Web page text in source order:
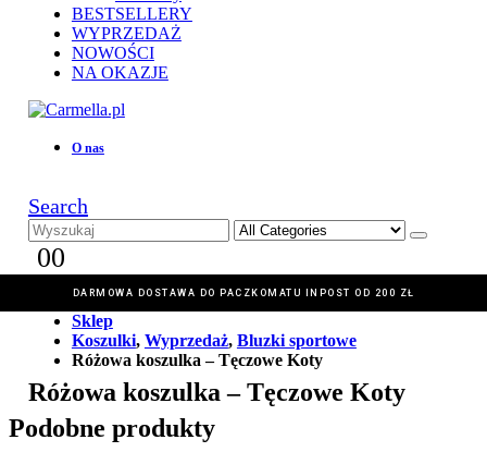
DARMOWA DOSTAWA DO PACZKOMATU INPOST OD 200 ZŁ
BESTSELLERY
WYPRZEDAŻ
NOWOŚCI
NA OKAZJE
O nas
Search
00
Home
Sklep
Koszulki, Wyprzedaż, Bluzki sportowe
Różowa koszulka – Tęczowe Koty
Różowa koszulka – Tęczowe Koty
Podobne produkty